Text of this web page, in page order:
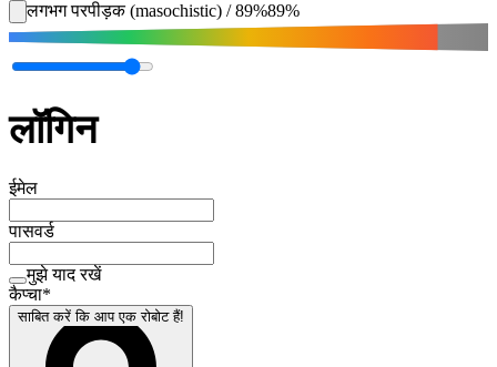
लगभग परपीड़क (masochistic) /89%89%
लॉगिन
ईमेल
पासवर्ड
मुझे याद रखें
कैप्चा*
साबित करें कि आप एक रोबोट हैं!